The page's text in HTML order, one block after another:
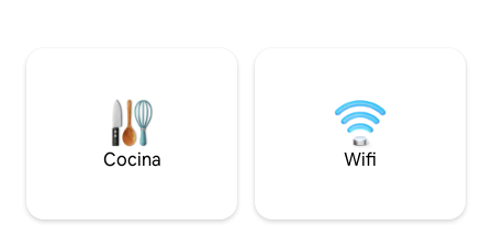
playas y la plaza del puerto deportivo.
Capacidad para 4 personas.
para 2 personas,
(sofá cama doble).
Cocina Wifi